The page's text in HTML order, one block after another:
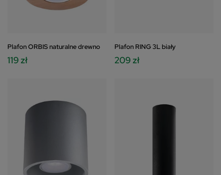
Plafon ORBIS naturalne drewno
119 zł
Plafon RING 3L biały
209 zł